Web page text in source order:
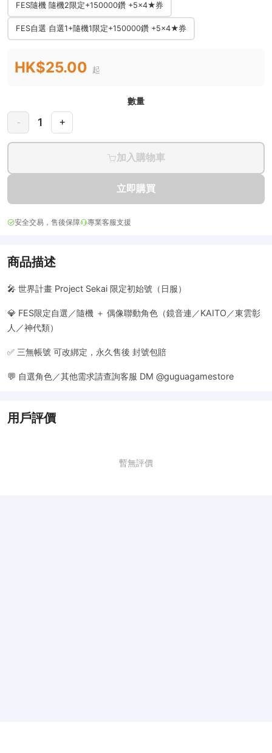
FES隨機 隨機2限定+150000鑽 +5×4★券
FES自選 自選1+隨機1限定+150000鑽 +5×4★券
HK$25.00 起
數量
- 1 +
加入購物車
立即購買
安全交易，售後保障 專業客服支援
商品描述
🎤 世界計畫 Project Sekai 限定初始號（日服）
💎 FES限定自選／隨機 ＋ 偶像聯動角色（鏡音連／KAITO／東雲彰
人／神代類）
✅ 三無帳號 可改綁定，永久售後 封號包賠
💬 自選角色／其他需求請查詢客服 DM @guguagamestore
用戶評價
暫無評價